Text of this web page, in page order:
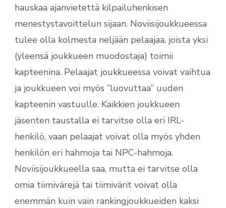
hauskaa ajanvietettä kilpailuhenkisen
menestystavoittelun sijaan. Noviisijoukkueessa
tulee olla kolmesta neljään pelaajaa, joista yksi
(yleensä joukkueen muodostaja) toimii
kapteenina. Pelaajat joukkueessa voivat vaihtua
ja joukkueen voi myös ”luovuttaa” uuden
kapteenin vastuulle. Kaikkien joukkueen
jäsenten taustalla ei tarvitse olla eri IRL-
henkilö, vaan pelaajat voivat olla myös yhden
henkilön eri hahmoja tai NPC-hahmoja.
Noviisijoukkueella saa, mutta ei tarvitse olla
omia tiimivärejä tai tiimivärit voivat olla
enemmän kuin vain rankingjoukkueiden kaksi